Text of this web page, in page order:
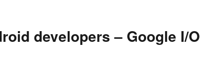
developers – Google I/O